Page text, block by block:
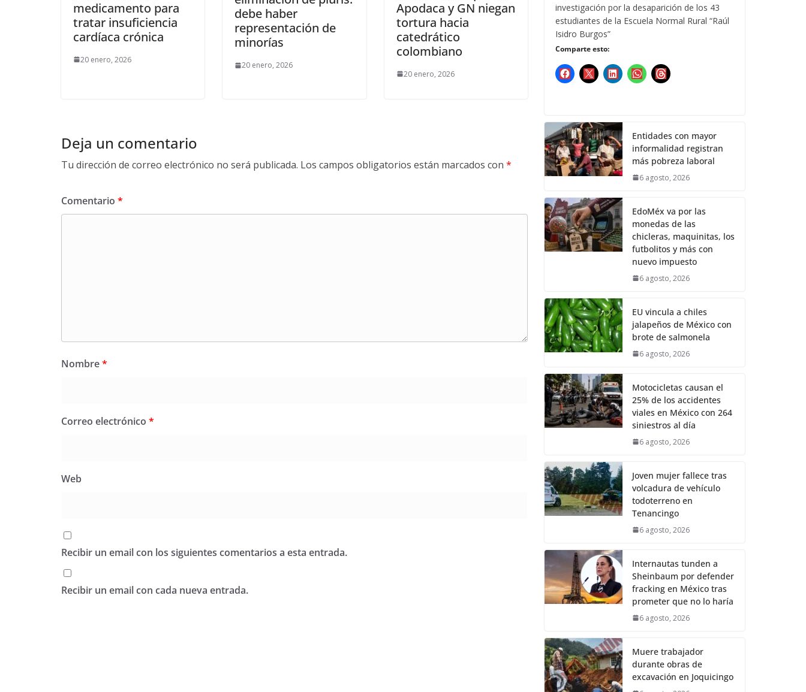
medicamento para
tratar insuficiencia
cardíaca crónica
20 enero, 2026
debe haber
representación de
minorías
20 enero, 2026
Apodaca y GN niegan
tortura hacia
catedrático
colombiano
20 enero, 2026
Deja un comentario
Tu dirección de correo electrónico no será publicada. Los campos obligatorios están marcados con *
Comentario *
Nombre*
Correo electrónico *
Web
Recibir un email con los siguientes comentarios a esta entrada.
Recibir un email con cada nueva entrada.
investigación por la desaparición de los 43
estudiantes de la Escuela Normal Rural “Raúl
Isidro Burgos”
Comparte esto:
Entidades con mayor
informalidad registran
más pobreza laboral
6 agosto, 2026
EdoMéx va por las
monedas de las
chicleras, maquinitas, los
futbolitos y más con
nuevo impuesto
6 agosto, 2026
EU vincula a chiles
jalapeños de México con
brote de salmonela
6 agosto, 2026
Motocicletas causan el
25% de los accidentes
viales en México con 264
siniestros al día
6 agosto, 2026
Joven mujer fallece tras
volcadura de vehículo
todoterreno en
Tenancingo
6 agosto, 2026
Internautas tunden a
Sheinbaum por defender
fracking en México tras
prometer que no lo haría
6 agosto, 2026
Muere trabajador
durante obras de
excavación en Joquicingo